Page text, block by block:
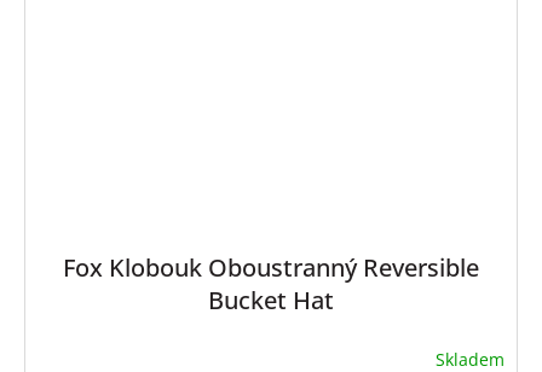
Fox Klobouk Oboustranný Reversible
Bucket Hat
Skladem